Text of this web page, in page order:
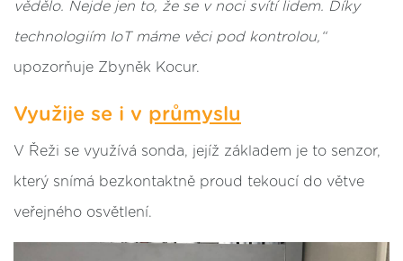
vědělo. Nejde jen to, že se v noci svítí lidem. Díky
technologiím IoT máme věci pod kontrolou,“
upozorňuje Zbyněk Kocur.
Využije se i v průmyslu
V Řeži se využívá sonda, jejíž základem je to senzor,
který snímá bezkontaktně proud tekoucí do větve
veřejného osvětlení.